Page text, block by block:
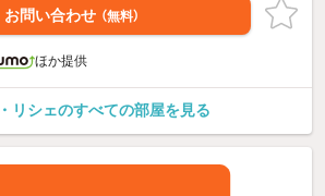
お問い合わせ （無料）
ほか提供
リシェのすべての部屋を見る